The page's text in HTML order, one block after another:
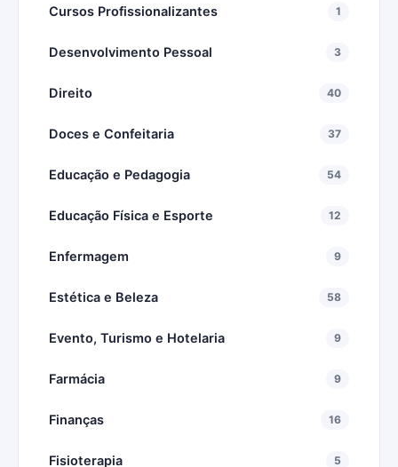
Cursos Profissionalizantes 1
Desenvolvimento Pessoal 3
Direito 40
Doces e Confeitaria 37
Educação e Pedagogia 54
Educação Física e Esporte 12
Enfermagem 9
Estética e Beleza 58
Evento, Turismo e Hotelaria 9
Farmácia 9
Finanças 16
Fisioterapia 5